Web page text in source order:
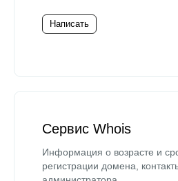
Написать
Сервис Whois
Информация о возрасте и
регистрации домена,